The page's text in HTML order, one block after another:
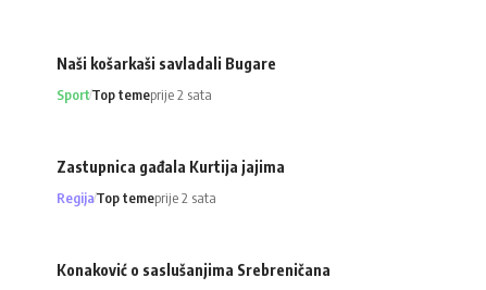
Naši košarkaši savladali Bugare
SportTop temeprije 2 sata
Zastupnica gađala Kurtija jajima
RegijaTop temeprije 2 sata
Konaković o saslušanjima Srebreničana